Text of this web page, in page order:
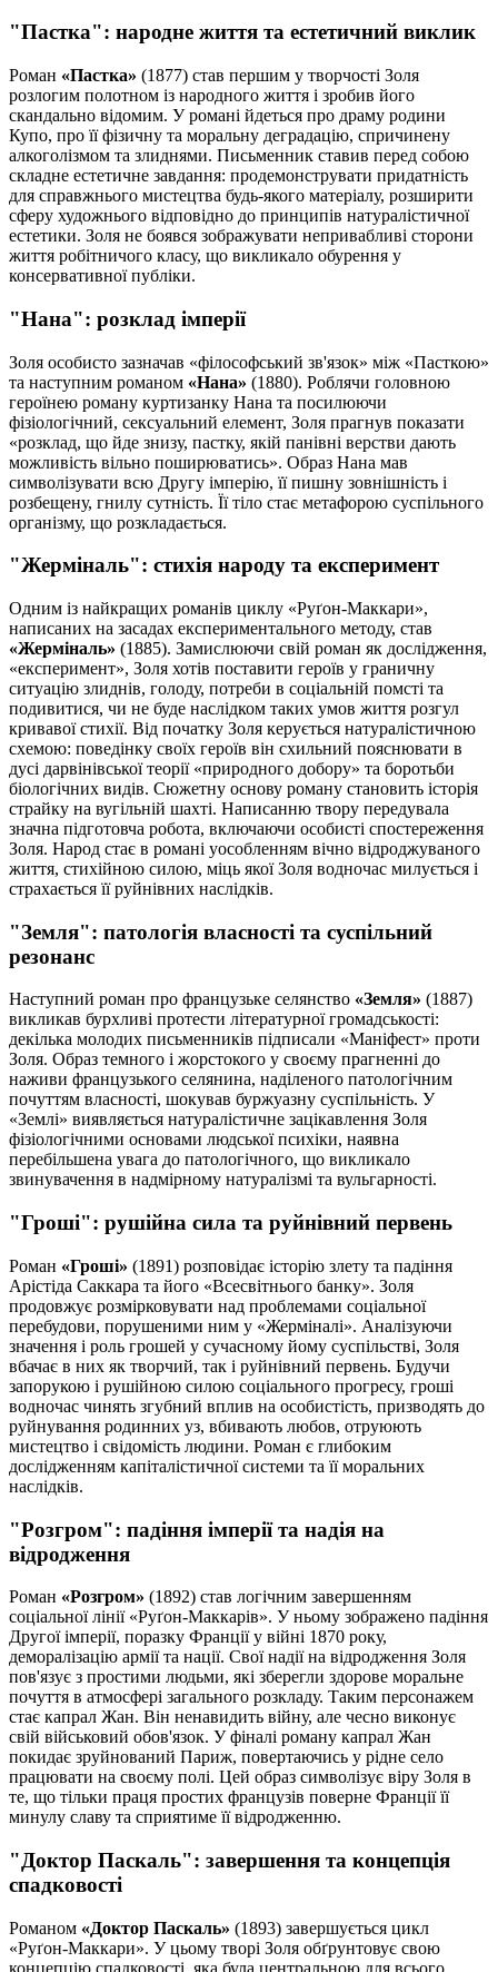
"Пастка": народне життя та естетичний виклик
Роман «Пастка» (1877) став першим у творчості Золя
розлогим полотном із народного життя і зробив його
скандально відомим. У романі йдеться про драму родини
Купо, про її фізичну та моральну деградацію, спричинену
алкоголізмом та злиднями. Письменник ставив перед собою
складне естетичне завдання: продемонструвати придатність
для справжнього мистецтва будь-якого матеріалу, розширити
сферу художнього відповідно до принципів натуралістичної
естетики. Золя не боявся зображувати непривабливі сторони
життя робітничого класу, що викликало обурення у
консервативної публіки.
"Нана": розклад імперії
Золя особисто зазначав «філософський зв'язок» між «Пасткою»
та наступним романом «Нана» (1880). Роблячи головною
героїнею роману куртизанку Нана та посилюючи
фізіологічний, сексуальний елемент, Золя прагнув показати
«розклад, що йде знизу, пастку, якій панівні верстви дають
можливість вільно поширюватись». Образ Нана мав
символізувати всю Другу імперію, її пишну зовнішність і
розбещену, гнилу сутність. Її тіло стає метафорою суспільного
організму, що розкладається.
"Жерміналь": стихія народу та експеримент
Одним із найкращих романів циклу «Руґон-Маккари»,
написаних на засадах експериментального методу, став
«Жерміналь» (1885). Замислюючи свій роман як дослідження,
«експеримент», Золя хотів поставити героїв у граничну
ситуацію злиднів, голоду, потреби в соціальній помсті та
подивитися, чи не буде наслідком таких умов життя розгул
кривавої стихії. Від початку Золя керується натуралістичною
схемою: поведінку своїх героїв він схильний пояснювати в
дусі дарвінівської теорії «природного добору» та боротьби
біологічних видів. Сюжетну основу роману становить історія
страйку на вугільній шахті. Написанню твору передувала
значна підготовча робота, включаючи особисті спостереження
Золя. Народ стає в романі уособленням вічно відроджуваного
життя, стихійною силою, міць якої Золя водночас милується і
страхається її руйнівних наслідків.
"Земля": патологія власності та суспільний
резонанс
Наступний роман про французьке селянство «Земля» (1887)
викликав бурхливі протести літературної громадськості:
декілька молодих письменників підписали «Маніфест» проти
Золя. Образ темного і жорстокого у своєму прагненні до
наживи французького селянина, наділеного патологічним
почуттям власності, шокував буржуазну суспільність. У
«Землі» виявляється натуралістичне зацікавлення Золя
фізіологічними основами людської психіки, наявна
перебільшена увага до патологічного, що викликало
звинувачення в надмірному натуралізмі та вульгарності.
"Гроші": рушійна сила та руйнівний первень
Роман «Гроші» (1891) розповідає історію злету та падіння
Арістіда Саккара та його «Всесвітнього банку». Золя
продовжує розмірковувати над проблемами соціальної
перебудови, порушеними ним у «Жерміналі». Аналізуючи
значення і роль грошей у сучасному йому суспільстві, Золя
вбачає в них як творчий, так і руйнівний первень. Будучи
запорукою і рушійною силою соціального прогресу, гроші
водночас чинять згубний вплив на особистість, призводять до
руйнування родинних уз, вбивають любов, отруюють
мистецтво і свідомість людини. Роман є глибоким
дослідженням капіталістичної системи та її моральних
наслідків.
"Розгром": падіння імперії та надія на
відродження
Роман «Розгром» (1892) став логічним завершенням
соціальної лінії «Руґон-Маккарів». У ньому зображено падіння
Другої імперії, поразку Франції у війні 1870 року,
деморалізацію армії та нації. Свої надії на відродження Золя
пов'язує з простими людьми, які зберегли здорове моральне
почуття в атмосфері загального розкладу. Таким персонажем
стає капрал Жан. Він ненавидить війну, але чесно виконує
свій військовий обов'язок. У фіналі роману капрал Жан
покидає зруйнований Париж, повертаючись у рідне село
працювати на своєму полі. Цей образ символізує віру Золя в
те, що тільки праця простих французів поверне Франції її
минулу славу та сприятиме її відродженню.
"Доктор Паскаль": завершення та концепція
спадковості
Романом «Доктор Паскаль» (1893) завершується цикл
«Руґон-Маккари». У цьому творі Золя обґрунтовує свою
концепцію спадковості, яка була центральною для всього